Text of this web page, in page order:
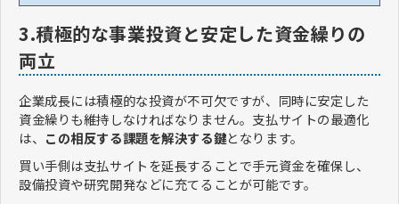
3.積極的な事業投資と安定した資金繰りの
両立
企業成長には積極的な投資が不可欠ですが、同時に安定した
資金繰りも維持しなければなりません。支払サイトの最適化
は、 この相反する課題を解決する鍵となります。
買い手側は支払サイトを延長することで手元資金を確保し、
設備投資や研究開発などに充てることが可能です。